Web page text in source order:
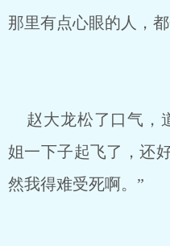
那里有点心眼的人，都
赵大龙松了口气，
姐一下子起飞了，还
然我得难受死啊。”